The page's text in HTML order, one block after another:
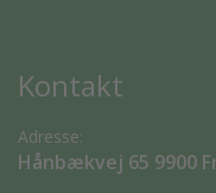
Kontakt
Adresse:
Hånbækvej 65 9900